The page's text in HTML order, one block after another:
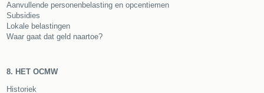
Aanvullende personenbelasting en opcentiemen
Subsidies
Lokale belastingen
Waar gaat dat geld naartoe?
8. HET OCMW
Historiek